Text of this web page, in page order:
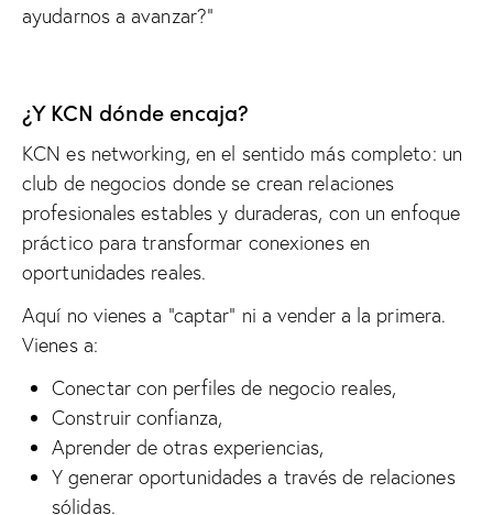
ayudarnos a avanzar?”
¿Y KCN dónde encaja?
KCN es networking, en el sentido más completo: un
club de negocios donde se crean relaciones
profesionales estables y duraderas, con un enfoque
práctico para transformar conexiones en
oportunidades reales.
Aquí no vienes a “captar” ni a vender a la primera.
Vienes a:
Conectar con perfiles de negocio reales,
Construir confianza,
Aprender de otras experiencias,
Y generar oportunidades a través de relaciones
sólidas.